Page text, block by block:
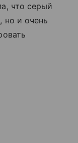
что серый
но и очень